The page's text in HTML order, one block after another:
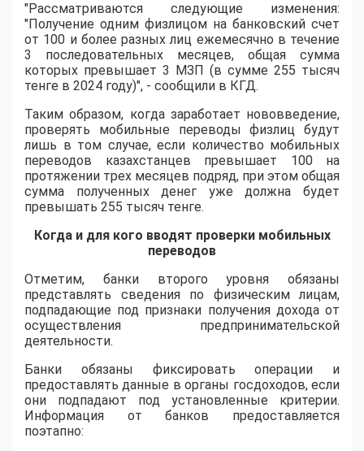
"Рассматриваются следующие изменения:
"Получение одним физлицом на банковский счет
от 100 и более разных лиц ежемесячно в течение
3 последовательных месяцев, общая сумма
которых превышает 3 МЗП (в сумме 255 тысяч
тенге в 2024 году)", - сообщили в КГД.
Таким образом, когда заработает нововведение,
проверять мобильные переводы физлиц будут
лишь в том случае, если количество мобильных
переводов казахстанцев превышает 100 на
протяжении трех месяцев подряд, при этом общая
сумма полученных денег уже должна будет
превышать 255 тысяч тенге.
Когда и для кого вводят проверки мобильных
переводов
Отметим, банки второго уровня обязаны
представлять сведения по физическим лицам,
подпадающие под признаки получения дохода от
осуществления предпринимательской
деятельности.
Банки обязаны фиксировать операции и
предоставлять данные в органы госдоходов, если
они подпадают под установленные критерии.
Информация от банков предоставляется
поэтапно: